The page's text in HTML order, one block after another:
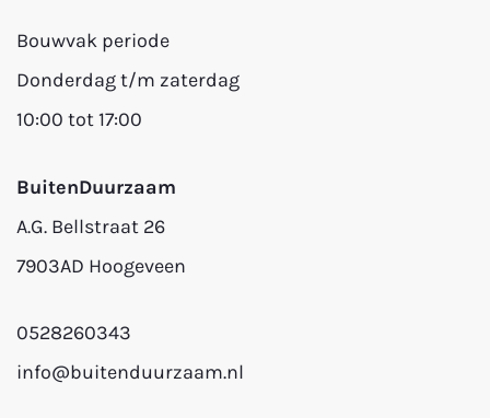
Bouwvak periode
Donderdag t/m zaterdag
10:00 tot 17:00
BuitenDuurzaam
A.G. Bellstraat 26
7903AD Hoogeveen
0528260343
info@buitenduurzaam.nl